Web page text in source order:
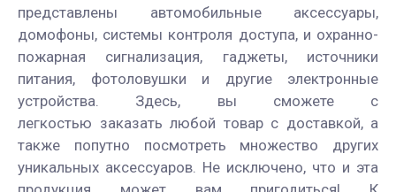
представлены автомобильные аксессуары,
домофоны, системы контроля доступа, и охранно-
пожарная сигнализация, гаджеты, источники
питания, фотоловушки и другие электронные
устройства. Здесь, вы сможете с
легкостью заказать любой товар с доставкой, а
также попутно посмотреть множество других
уникальных аксессуаров. Не исключено, что и эта